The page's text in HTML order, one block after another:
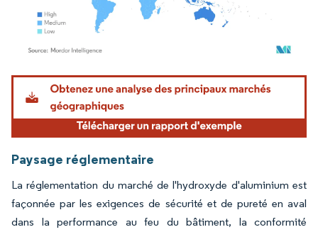
Image © Mordor Intelligence. La réutilisation nécessite une attribution sous CC BY
Paysage réglementaire
La réglementation du marché de l'hydroxyde d'aluminium est
façonnée par les exigences de sécurité et de pureté en aval
dans la performance au feu du bâtiment, la conformité